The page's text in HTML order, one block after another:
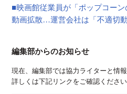
■映画館従業員が「ポップコーン
動画拡散…運営会社は「不適切
編集部からのお知らせ
現在、編集部では協力ライターと情
詳しくは下記リンクをご確認ください